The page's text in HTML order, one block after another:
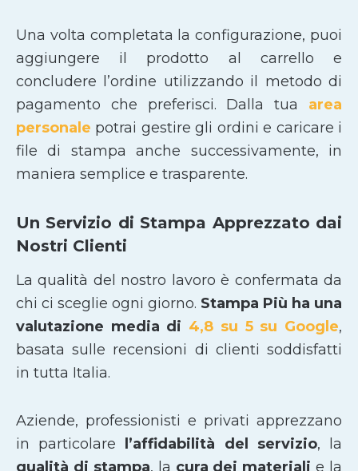
Una volta completata la configurazione, puoi
aggiungere il prodotto al carrello e
concludere l’ordine utilizzando il metodo di
pagamento che preferisci. Dalla tua area
personale potrai gestire gli ordini e caricare i
file di stampa anche successivamente, in
maniera semplice e trasparente.
Un Servizio di Stampa Apprezzato dai
Nostri Clienti
La qualità del nostro lavoro è confermata da
chi ci sceglie ogni giorno. Stampa Più ha una
valutazione media di 4,8 su 5 su Google,
basata sulle recensioni di clienti soddisfatti
in tutta Italia.
Aziende, professionisti e privati apprezzano
in particolare l’affidabilità del servizio, la
qualità di stampa, la cura dei materiali e la